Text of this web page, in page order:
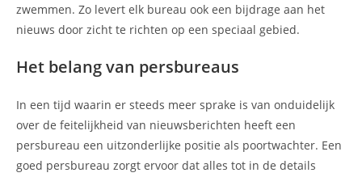
zwemmen. Zo levert elk bureau ook een bijdrage aan het
nieuws door zicht te richten op een speciaal gebied.
Het belang van persbureaus
In een tijd waarin er steeds meer sprake is van onduidelijk
over de feitelijkheid van nieuwsberichten heeft een
persbureau een uitzonderlijke positie als poortwachter. Een
goed persbureau zorgt ervoor dat alles tot in de details